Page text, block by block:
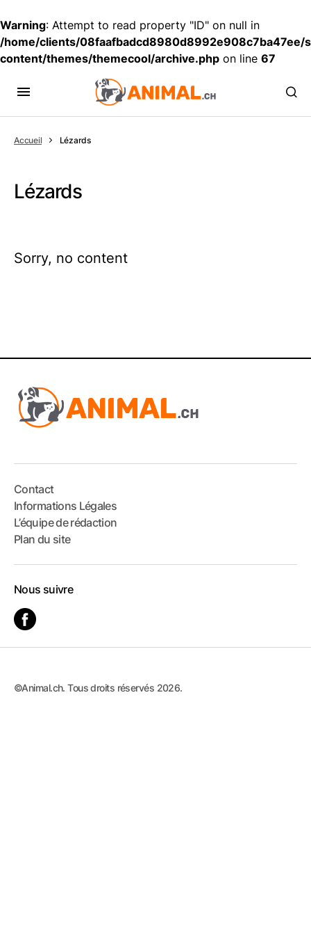
Warning: Attempt to read property "ID" on null in
/home/clients/08faafbadcd8980d8992e908c7ba47ee/
content/themes/themecool/archive.php on line 67
Accueil Lézards
Lézards
Sorry, no content
Contact
Informations Légales
L’équipe de rédaction
Plan du site
Nous suivre
©Animal.ch. Tous droits réservés 2026.